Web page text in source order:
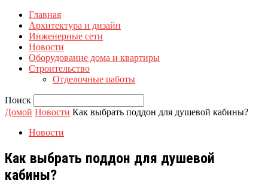
Главная
Архитектура и дизайн
Инженерные сети
Новости
Оборудование дома и квартиры
Строительство
Отделочные работы
Поиск
Домой Новости Как выбрать поддон для душевой кабины?
Новости
Как выбрать поддон для душевой
кабины?